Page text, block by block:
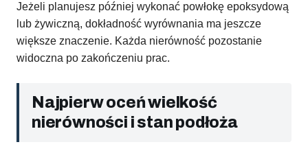
Jeżeli planujesz później wykonać powłokę epoksydową
lub żywiczną, dokładność wyrównania ma jeszcze
większe znaczenie. Każda nierówność pozostanie
widoczna po zakończeniu prac.
Najpierw oceń wielkość
nierówności i stan podłoża